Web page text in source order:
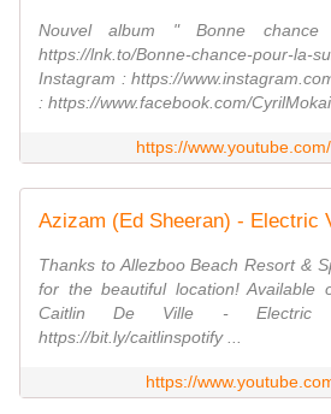
Nouvel album " Bonne
https://lnk.to/Bonne-chance-pour-la-
Instagram : https://
: https://www.facebook.com/
https://
Thanks to Allezboo Beach Resort &
for the beautiful location! Available
Caitlin De Ville - Electric
https://bit.ly/caitlinspotify ...
https://